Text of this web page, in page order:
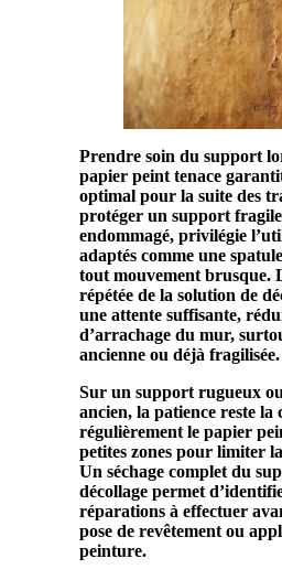
Prendre soin du support
papier peint tenace
optimal pour la suite des
protéger un support fragile
endommagé, privilégie
adaptés comme une spatule
tout mouvement brusque.
répétée de la solution de
une attente suffisante,
d’arrachage du mur,
ancienne ou déjà fragilisée.
Sur un support rugueux
ancien, la patience reste la
régulièrement le papier
petites zones pour limiter
Un séchage complet du
décollage permet
réparations à effectuer
pose de revêtement ou
peinture.